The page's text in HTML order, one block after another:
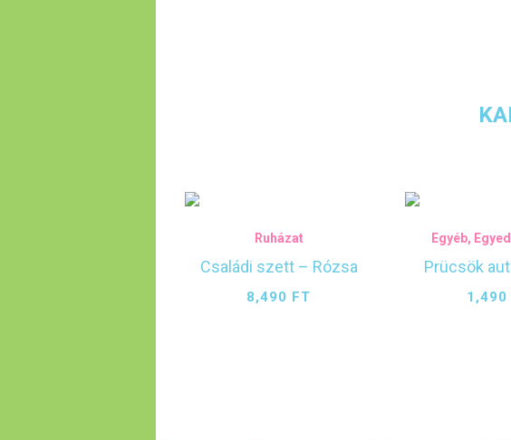
Ruházat
Családi szett – Rózsa
8,490 FT
Egyéb,
Prücsök
1,490